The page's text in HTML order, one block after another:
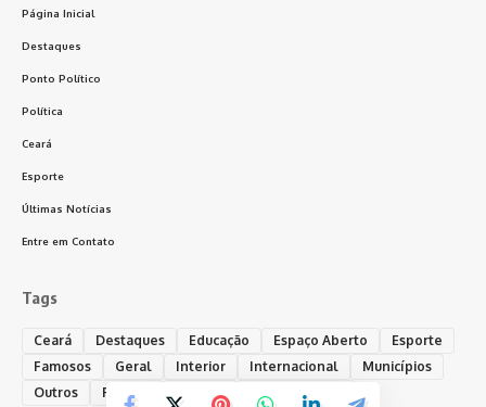
Página Inicial
Destaques
Ponto Político
Política
Ceará
Esporte
Últimas Notícias
Entre em Contato
Tags
Ceará Destaques Educação Espaço Aberto
Esporte
Famosos
Geral Interior Internacional
Municípios
Outros
Policial Política Ponto Político